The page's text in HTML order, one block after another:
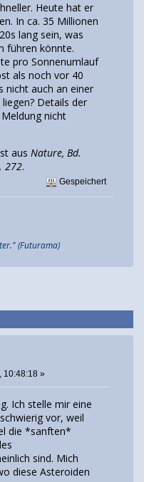
Heute hat er
In ca. 35 Millionen
lang sein, was
führen könnte.
pro Sonnenumlauf
als noch vor 40
nicht auch an einer
Details der
nicht
aus Nature, Bd.
272.
Gespeichert
(Futurama)
10:48:18 »
Ich stelle mir eine
vor, weil
die *sanften*
sind. Mich
diese Asteroiden